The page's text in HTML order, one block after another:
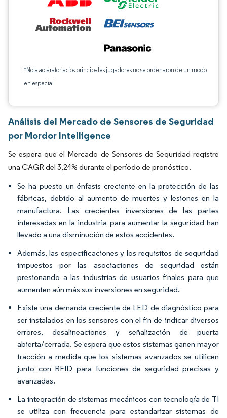
*Nota aclaratoria: los principales jugadores no se ordenaron de un modo
en especial
Análisis del Mercado de Sensores de Seguridad
por Mordor Intelligence
Se espera que el Mercado de Sensores de Seguridad registre
una CAGR del 3,24% durante el período de pronóstico.
Se ha puesto un énfasis creciente en la protección de las
fábricas, debido al aumento de muertes y lesiones en la
manufactura. Las crecientes inversiones de las partes
interesadas en la industria para aumentar la seguridad han
llevado a una disminución de estos accidentes.
Además, las especificaciones y los requisitos de seguridad
impuestos por las asociaciones de seguridad están
presionando a las industrias de usuarios finales para que
aumenten aún más sus inversiones en seguridad.
Existe una demanda creciente de LED de diagnóstico para
ser instalados en los sensores con el fin de indicar diversos
errores, desalineaciones y señalización de puerta
abierta/cerrada. Se espera que estos sistemas ganen mayor
tracción a medida que los sistemas avanzados se utilicen
junto con RFID para funciones de seguridad precisas y
avanzadas.
La integración de sistemas mecánicos con tecnología de TI
se utiliza con frecuencia para estandarizar sistemas de